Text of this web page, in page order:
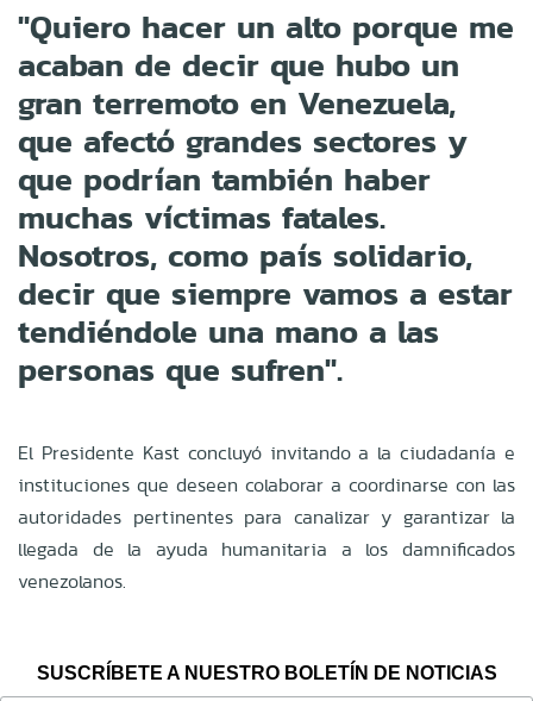
"Quiero hacer un alto porque me
acaban de decir que hubo un
gran terremoto en Venezuela,
que afectó grandes sectores y
que podrían también haber
muchas víctimas fatales.
Nosotros, como país solidario,
decir que siempre vamos a estar
tendiéndole una mano a las
personas que sufren".
El Presidente Kast concluyó invitando a la ciudadanía e
instituciones que deseen colaborar a coordinarse con las
autoridades pertinentes para canalizar y garantizar la
llegada de la ayuda humanitaria a los damnificados
venezolanos.
SUSCRÍBETE A NUESTRO BOLETÍN DE NOTICIAS